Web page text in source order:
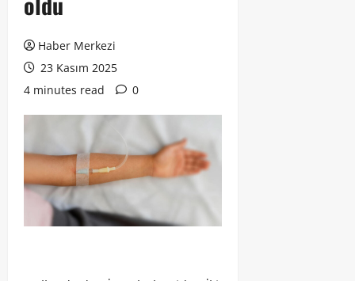
Haber Merkezi
23 Kasım 2025
4 minutes read
0